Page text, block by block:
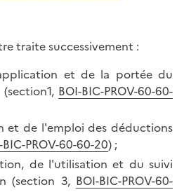
traite successivement :
et de la portée du
BOI-BIC-PROV-60-60-
et de l'emploi des déductions
BIC-PROV-60-60-20) ;
de l'utilisation et du suivi
(section 3, BOI-BIC-PROV-60-